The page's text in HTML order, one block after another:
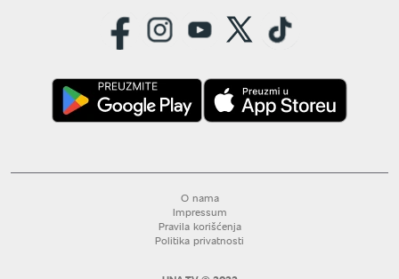
O nama
Impressum
Pravila korišćenja
Politika privatnosti